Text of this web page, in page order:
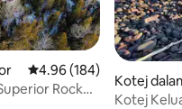
Penarafan purata 4.96
4.96 (184)
Rock
Kotej
Kotej